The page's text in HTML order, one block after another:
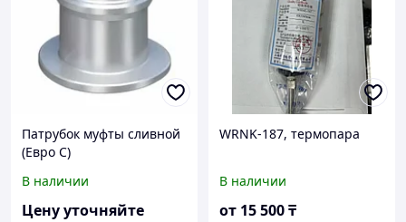
Патрубок муфты сливной
(Евро С)
В наличии
Цену уточняйте
WRNK-187, термопара
В наличии
от 15 500₸